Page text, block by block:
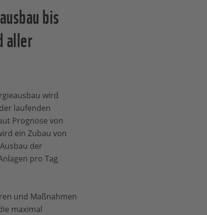
bis
aller
wird
laufenden
Prognose von
ein Zubau von
der
pro Tag
und Maßnahmen
maximal